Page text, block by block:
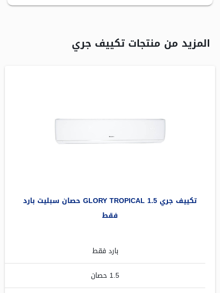
المزيد من منتجات تكييف جري
تكييف جري GLORY TROPICAL 1.5 حصان سبليت بارد
فقط
بارد فقط
1.5 حصان